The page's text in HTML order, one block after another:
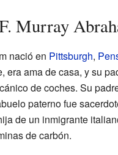
Murray
nació en Pittsburgh,
era ama de casa, y su
de coches. Su
paterno fue
de un inmigrante
de carbón.